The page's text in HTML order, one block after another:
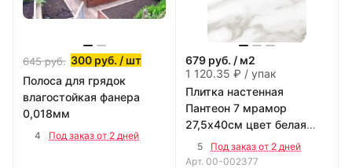
645руб. 300 руб. / шт
Полоса для грядок
влагостойкая фанера
0,018мм
4 Под заказ от 2 дней
679 руб. / м2
1 120.35 ₽ / упак
Плитка настенная
Пантеон 7 мрамор
27,5х40см цвет белая
1,65 м2/уп
5
Под заказ от 2 дней
Арт. 00-002377